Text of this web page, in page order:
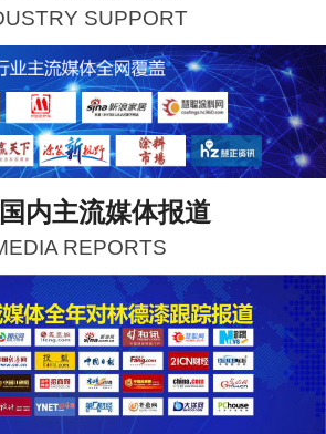
SUPPORT
内主流媒体报道
REPORTS